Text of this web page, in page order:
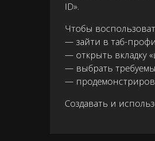
ID».
Чтобы
— зайти в таб-
— открыть вкладку
— выбрать
—
Создавать и